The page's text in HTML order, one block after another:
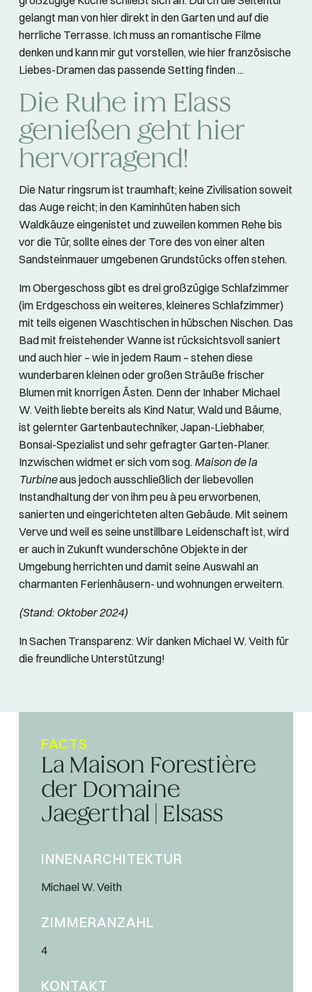
gelangt man von hier direkt in den Garten und auf die
herrliche Terrasse. Ich muss an romantische Filme
denken und kann mir gut vorstellen, wie hier französische
Liebes-Dramen das passende Setting finden ...
Die Ruhe im Elass
genießen geht hier
hervorragend!
Die Natur ringsrum ist traumhaft; keine Zivilisation soweit
das Auge reicht; in den Kaminhüten haben sich
Waldkäuze eingenistet und zuweilen kommen Rehe bis
vor die Tür, sollte eines der Tore des von einer alten
Sandsteinmauer umgebenen Grundstücks offen stehen.
Im Obergeschoss gibt es drei großzügige Schlafzimmer
(im Erdgeschoss ein weiteres, kleineres Schlafzimmer)
mit teils eigenen Waschtischen in hübschen Nischen. Das
Bad mit freistehender Wanne ist rücksichtsvoll saniert
und auch hier – wie in jedem Raum – stehen diese
wunderbaren kleinen oder großen Sträuße frischer
Blumen mit knorrigen Ästen. Denn der Inhaber Michael
W. Veith liebte bereits als Kind Natur, Wald und Bäume,
ist gelernter Gartenbautechniker, Japan-Liebhaber,
Bonsai-Spezialist und sehr gefragter Garten-Planer.
Inzwischen widmet er sich vom sog. Maison de la
Turbineaus jedoch ausschließlich der liebevollen
Instandhaltung der von ihm peu à peu erworbenen,
sanierten und eingerichteten alten Gebäude. Mit seinem
Verve und weil es seine unstillbare Leidenschaft ist, wird
er auch in Zukunft wunderschöne Objekte in der
Umgebung herrichten und damit seine Auswahl an
charmanten Ferienhäusern- und wohnungen erweitern.
(Stand: Oktober 2024)
In Sachen Transparenz: Wir danken Michael W. Veith für
die freundliche Unterstützung!
FACTS
La Maison Forestière
der Domaine
Jaegerthal | Elsass
INNENARCHITEKTUR
Michael W. Veith
ZIMMERANZAHL
4
KONTAKT